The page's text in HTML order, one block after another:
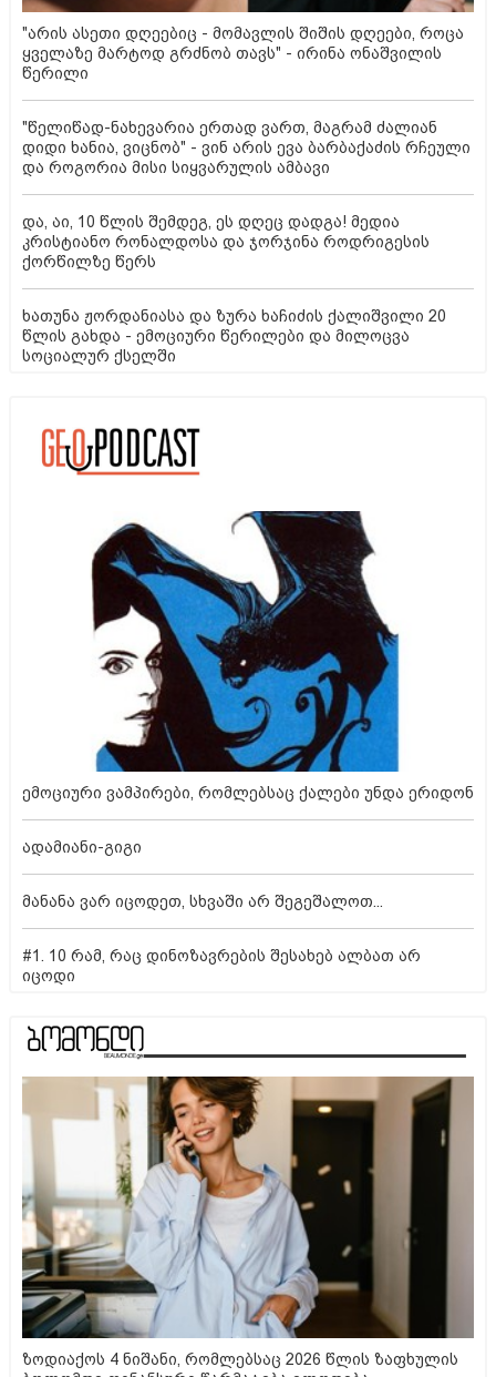
"არის ასეთი დღეებიც - მომავლის შიშის დღეები, როცა
ყველაზე მარტოდ გრძნობ თავს" - ირინა ონაშვილის
წერილი
"წელიწად-ნახევარია ერთად ვართ, მაგრამ ძალიან
დიდი ხანია, ვიცნობ" - ვინ არის ევა ბარბაქაძის რჩეული
და როგორია მისი სიყვარულის ამბავი
და, აი, 10 წლის შემდეგ, ეს დღეც დადგა! მედია
კრისტიანო რონალდოსა და ჯორჯინა როდრიგესის
ქორწილზე წერს
ხათუნა ჟორდანიასა და ზურა ხაჩიძის ქალიშვილი 20
წლის გახდა - ემოციური წერილები და მილოცვა
სოციალურ ქსელში
ემოციური ვამპირები, რომლებსაც ქალები უნდა ერიდონ
ადამიანი-გიგი
მანანა ვარ იცოდეთ, სხვაში არ შეგეშალოთ...
#1. 10 რამ, რაც დინოზავრების შესახებ ალბათ არ
იცოდი
ზოდიაქოს 4 ნიშანი, რომლებსაც 2026 წლის ზაფხულის